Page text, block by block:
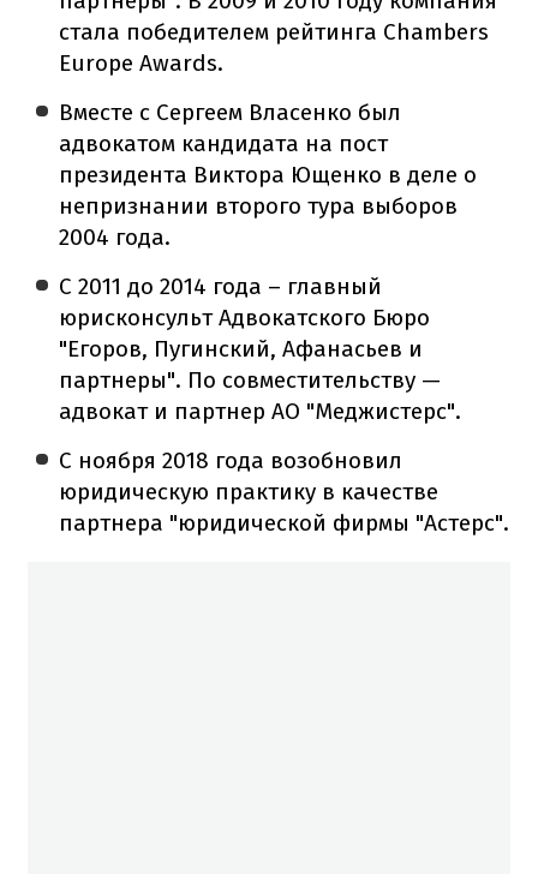
стала победителем рейтинга Chambers
Europe Awards.
Вместе с Сергеем Власенко был
адвокатом кандидата на пост
президента Виктора Ющенко в деле о
непризнании второго тура выборов
2004 года.
С 2011 до 2014 года – главный
юрисконсульт Адвокатского Бюро
"Егоров, Пугинский, Афанасьев и
партнеры". По совместительству —
адвокат и партнер АО "Меджистерс".
С ноября 2018 года возобновил
юридическую практику в качестве
партнера "юридической фирмы "Астерс".